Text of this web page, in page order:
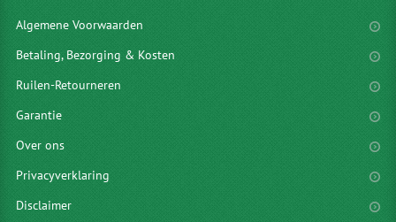
Algemene Voorwaarden
Betaling, Bezorging & Kosten
Ruilen-Retourneren
Garantie
Over ons
Privacyverklaring
Disclaimer